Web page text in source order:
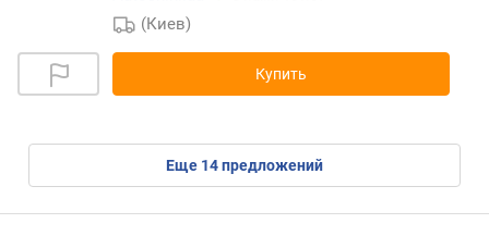
(Киев)
Купить
eще 14предложений